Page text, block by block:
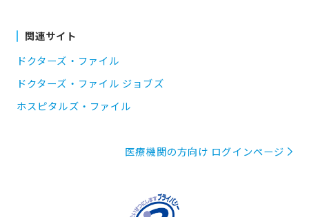
関連サイト
ドクターズ・ファイル
ドクターズ・ファイル ジョブズ
ホスピタルズ・ファイル
医療機関の方向け ログインページ